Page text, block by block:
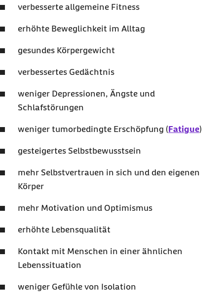
verbesserte allgemeine Fitness
erhöhte Beweglichkeit im Alltag
gesundes Körpergewicht
verbessertes Gedächtnis
weniger Depressionen, Ängste und
Schlafstörungen
weniger tumorbedingte Erschöpfung (Fatigue)
gesteigertes Selbstbewusstsein
mehr Selbstvertrauen in sich und den eigenen
Körper
mehr Motivation und Optimismus
erhöhte Lebensqualität
Kontakt mit Menschen in einer ähnlichen
Lebenssituation
weniger Gefühle von Isolation